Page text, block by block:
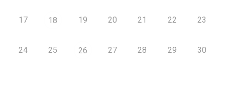
17 18 19 20 21 22 23
24 25 26 27 28 29 30